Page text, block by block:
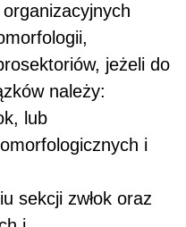
jeżeli do
należy:
lub
i
sekcji zwłok oraz